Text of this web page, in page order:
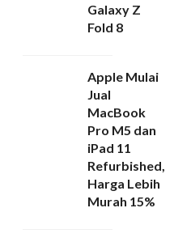
Galaxy Z
Fold 8
Apple Mulai
Jual
MacBook
Pro M5 dan
iPad 11
Refurbished,
Harga Lebih
Murah 15%